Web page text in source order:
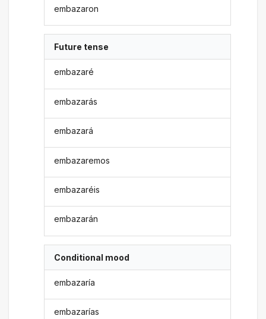
embazaron
Future tense
embazaré
embazarás
embazará
embazaremos
embazaréis
embazarán
Conditional mood
embazaría
embazarías